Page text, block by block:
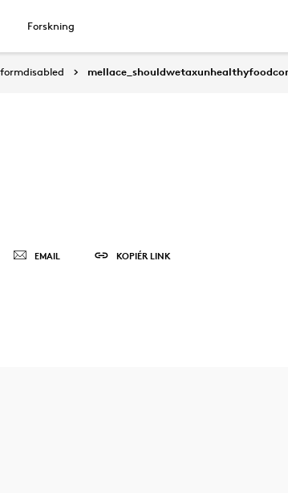
Forskning
EMAIL KOPIÉR LINK